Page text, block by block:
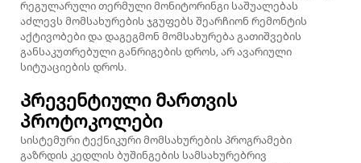
რეგულარული თერმული მონიტორინგი საშუალებას
აძლევს მომსახურების ჯგუფებს შეარჩიონ რემონტის
აქტივობები და დაგეგმონ მომსახურება გათიშვების
განსაკუთრებული განრიგების დროს, არ ავარიული
სიტუაციების დროს.
Პრევენტიული მართვის
პროტოკოლები
Სისტემური ტექნიკური მომსახურების პროგრამები
გაზრდის კედლის ბუშინგების სამსახურებრივ